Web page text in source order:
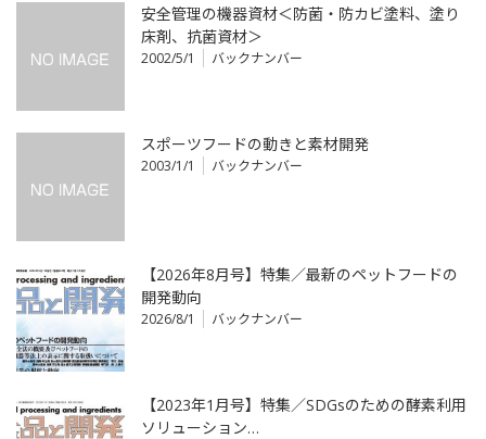
安全管理の機器資材＜防菌・防カビ塗料、塗り
床剤、抗菌資材＞
2002/5/1 バックナンバー
スポーツフードの動きと素材開発
2003/1/1 バックナンバー
【2026年8月号】特集／最新のペットフードの
開発動向
2026/8/1 バックナンバー
【2023年1月号】特集／SDGsのための酵素利用
ソリューション…